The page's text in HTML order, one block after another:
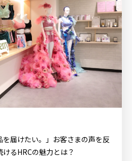
を届けたい。」お客さまの声を反
るHRCの魅力とは？